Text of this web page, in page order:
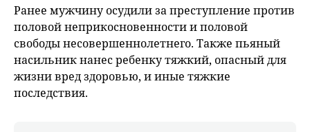
Ранее мужчину осудили за преступление против
половой неприкосновенности и половой
свободы несовершеннолетнего. Также пьяный
насильник нанес ребенку тяжкий, опасный для
жизни вред здоровью, и иные тяжкие
последствия.